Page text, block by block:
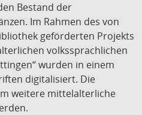
Bestand der
Im Rahmen des von
geförderten Projekts
volkssprachlichen
wurden in einem
digitalisiert. Die
weitere mittelalterliche